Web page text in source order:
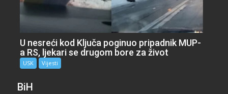
U nesreći kod Ključa poginuo pripadnik MUP-
a RS, ljekari se drugom bore za život
USK Vijesti
BiH